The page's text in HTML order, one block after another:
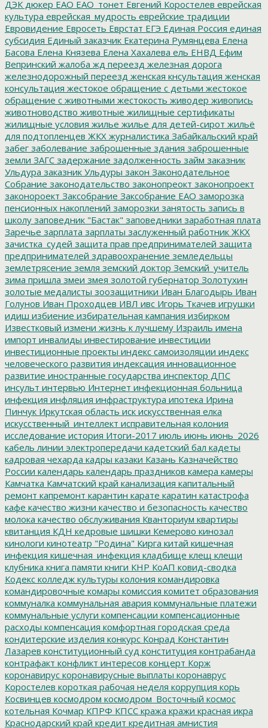
ДЭК дюкер ЕАО ЕАО_тонет Евгений Коростелев еврейская
культура еврейская_мудрость еврейские традиции
Евровидение Евросеть Еврстат ЕГЭ Единая Россия единая
субсидия Единый заказчик Екатерина Румянцева Елена
Басова Елена Князева Елена Хахалева ель ЕНВД Ефим
Вепринский жалоба жд переезд железная дорога
железнодорожный переезд женская кнсультация женская
консультация жестокое обращение с детьми жестокое
обращение с животными жестокость живодер живопись
животноводство животные жилищные сертификаты
жилищные условия жилье жилье для детей-сирот жильё
для подтопленцев ЖКХ журналистика Забайкальский край
забег заболевание заброшенные здания заброшенные
земли ЗАГС задержание задолженность займ заказник
Ульдура заказник Ульдуры закон Законодательное
Собрание законодательство законопреокт законопроект
законороект Заксобрание Заксобрание ЕАО заморозка
пенсионных накоплений заморозки занятость запись в
школу заповедник "Бастак" заповедники заработная плата
Заречье зарплата зарплаты заслуженный работник ЖКХ
зачистка_судей защита прав предпринимателей защита
предпринимателей здравоохранение земледельцы
землетрясение земля земский доктор Земский_учитель
зима пришла змеи змея золотой губернатор Золотухин
золотые медалисты зоозащитники Иван Благодырь Иван
Голунов Иван Проходцев ИВЛ ивс Игорь Ткачев игрушки
идиш избиение избирательная кампания избирком
Известковый измени жизнь к лучшему Израиль имена
импорт инвалиды инвестирование инвестиции
инвестиционные проекты индекс самоизоляции индекс
человеческого развития индексация инновационное
развитие иностранные государства инспектор ДПС
инсульт интервью Интернет инфекционная больница
инфекция инфляция инфраструктура ипотека Ирина
Пинчук Иркутская область иск искусственная елка
искусственный_интеллект исправительная колония
исследование история Итоги-2017 июль июнь июнь_2026
кабель линии электропередачи кадетский бал кадеты
кадровая чехарда кадры казаки Казань Казначейство
России календарь календарь праздников камера камеры
Камчатка Камчатский край канализация капитальный
ремонт капремонт карантин карате каратин катастрофа
кафе качество жизни качество и безопасность качество
молока качество обслуживания Кванториум квартиры
квитанция КДН кедровые шишки Кемерово кинозал
кинологи кинотеатр "Родина" Кирга китай кишечная
инфекция кишечная_инфекция кладбище клещ клещи
клубника книга памяти книги КНР КоАП ковид-сводка
Кодекс колледж культуры колония командировка
командировочные комары комиссия комитет образования
коммуналка коммунальная авария коммунальные платежи
коммунальные услуги компенсации компенсационные
расходы компенсация комфортная городская среда
кондитерские изделия конкурс Конрад Константин
Лазарев конституционный суд конституция контрабанда
контрафакт конфликт интересов концерт Корж
коронавирус коронавирусные выплаты коронаврус
Коростелев короткая рабочая неделя коррупция корь
Косвинцев космодром космодром_Восточный космос
котельная Кочмар КПРФ КПСС кража кражи красная икра
Краснодарский край кредит кредитная амнистия